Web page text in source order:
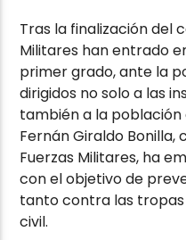
Tras la finalización del
Militares han entrado
primer grado, ante la
dirigidos no solo a las
también a la población
Fernán Giraldo
Fuerzas Militares, ha
con el objetivo de
tanto contra las
civil.